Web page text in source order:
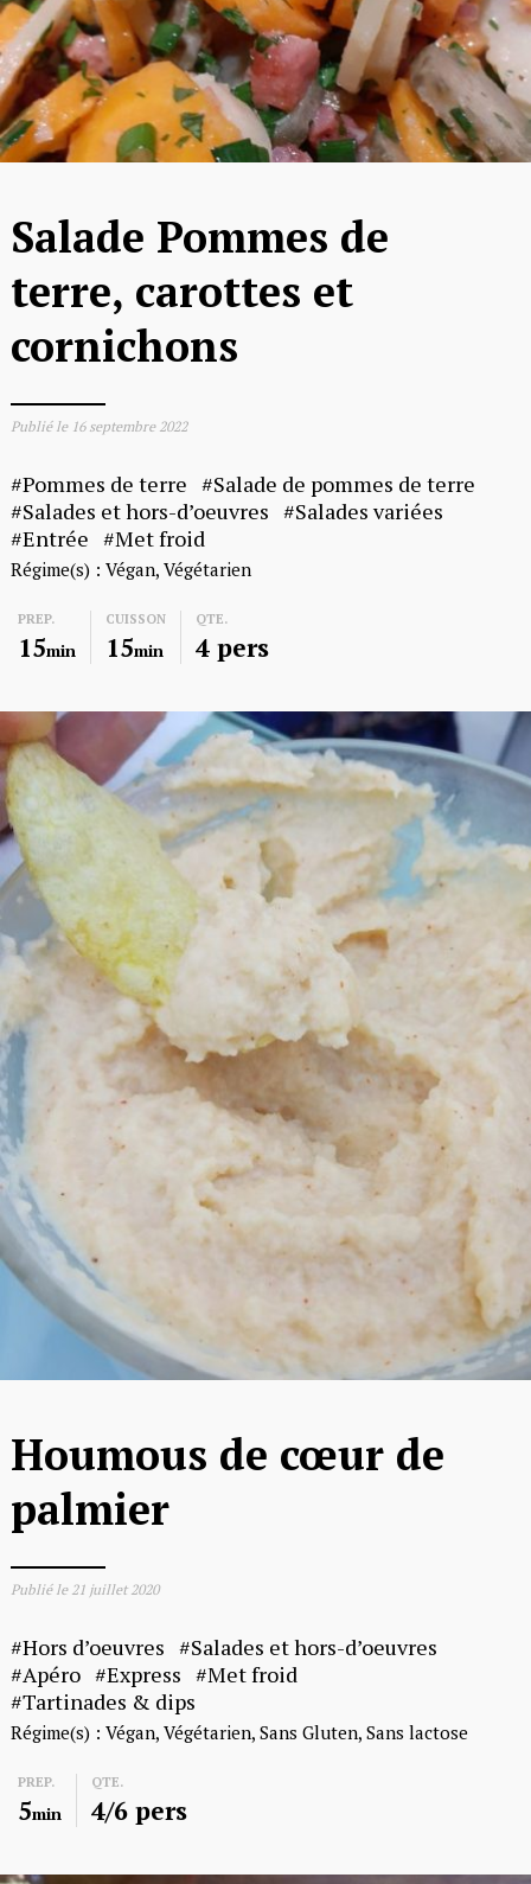
Salade Pommes de
terre, carottes et
cornichons
Publié le 16 septembre 2022
Pommes de terre
Salade de pommes de terre
Salades et hors-d’oeuvres
Salades variées
Entrée
Met froid
Régime(s) : Végan Végétarien
PREP.
15min
CUISSON
15min
QTE.
4 pers
Houmous de cœur de
palmier
Publié le 21 juillet 2020
Hors d’oeuvres
Salades et hors-d’oeuvres
Apéro
Express
Met froid
Tartinades & dips
Régime(s) : Végan Végétarien Sans Gluten Sans lactose
PREP.
5min
QTE.
4/6 pers